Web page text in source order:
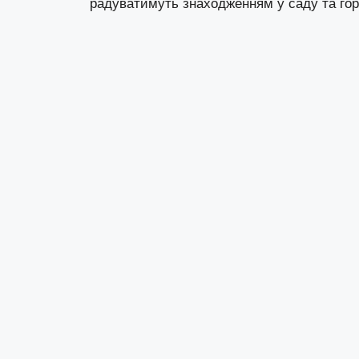
радуватимуть знаходженням у саду та